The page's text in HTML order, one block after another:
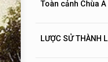
Toàn cảnh Chùa
LƯỢC SỬ THÀNH